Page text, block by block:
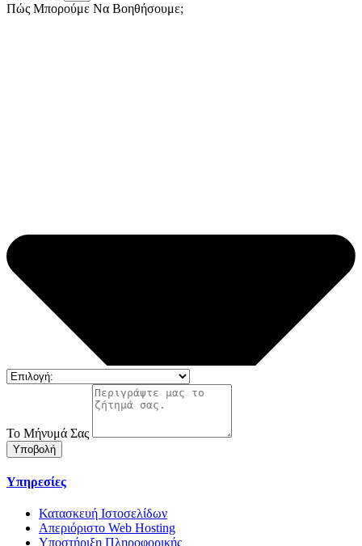
Πώς Μπορούμε Να Βοηθήσουμε;
Το Μήνυμά Σας
Υποβολή
Υπηρεσίες
Κατασκευή Ιστοσελίδων
Απεριόριστο Web Hosting
Υποστήριξη Πληροφορικής